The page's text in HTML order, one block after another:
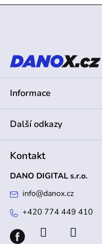
t
Informace
Další odkazy
Kontakt
DANO DIGITAL s.r.o.
info@danox.cz
+420 774 449 410